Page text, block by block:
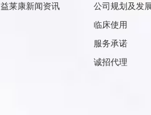
益莱康新闻资讯
公司规划及发
临床使用
服务承诺
诚招代理